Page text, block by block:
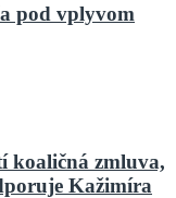
pod vplyvom
koaličná zmluva,
Kažimíra